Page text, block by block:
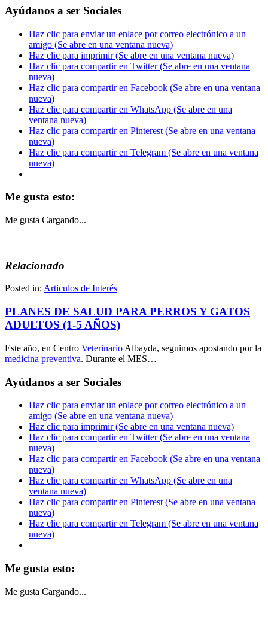
Ayúdanos a ser Sociales
Haz clic para enviar un enlace por correo electrónico a un
amigo (Se abre en una ventana nueva)
Haz clic para imprimir (Se abre en una ventana nueva)
Haz clic para compartir en Twitter (Se abre en una ventana
nueva)
Haz clic para compartir en Facebook (Se abre en una ventana
nueva)
Haz clic para compartir en WhatsApp (Se abre en una
ventana nueva)
Haz clic para compartir en Pinterest (Se abre en una ventana
nueva)
Haz clic para compartir en Telegram (Se abre en una ventana
nueva)
Me gusta esto:
Me gusta Cargando...
Relacionado
Posted in: Articulos de Interés
PLANES DE SALUD PARA PERROS Y GATOS
ADULTOS (1-5 AÑOS)
Este año, en Centro Veterinario Albayda, seguimos apostando por la
medicina preventiva. Durante el MES…
Ayúdanos a ser Sociales
Haz clic para enviar un enlace por correo electrónico a un
amigo (Se abre en una ventana nueva)
Haz clic para imprimir (Se abre en una ventana nueva)
Haz clic para compartir en Twitter (Se abre en una ventana
nueva)
Haz clic para compartir en Facebook (Se abre en una ventana
nueva)
Haz clic para compartir en WhatsApp (Se abre en una
ventana nueva)
Haz clic para compartir en Pinterest (Se abre en una ventana
nueva)
Haz clic para compartir en Telegram (Se abre en una ventana
nueva)
Me gusta esto:
Me gusta Cargando...